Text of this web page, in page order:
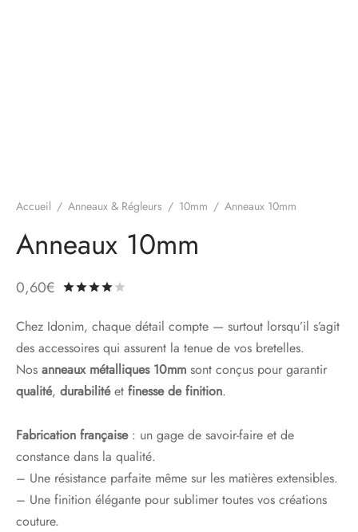
Accueil / Anneaux & Régleurs / 10mm / Anneaux 10mm
Anneaux 10mm
0,60€
Chez Idonim, chaque détail compte — surtout lorsqu’il s’agit
des accessoires qui assurent la tenue de vos bretelles.
Nos anneaux métalliques 10mm sont conçus pour garantir
qualité, durabilitéet finesse de finition.
Fabrication française: un gage de savoir-faire et de
constance dans la qualité.
– Une résistance parfaite même sur les matières extensibles.
– Une finition élégante pour sublimer toutes vos créations
couture.